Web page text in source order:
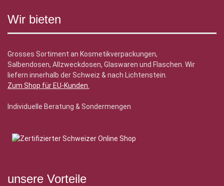
Wir bieten
Grosses Sortiment an Kosmetikverpackungen,
Salbendosen, Allzweckdosen, Glaswaren und Flaschen. Wir
liefern innerhalb der Schweiz & nach Lichtenstein.
Zum Shop für EU-Kunden.
Individuelle Beratung & Sondermengen
unsere Vorteile